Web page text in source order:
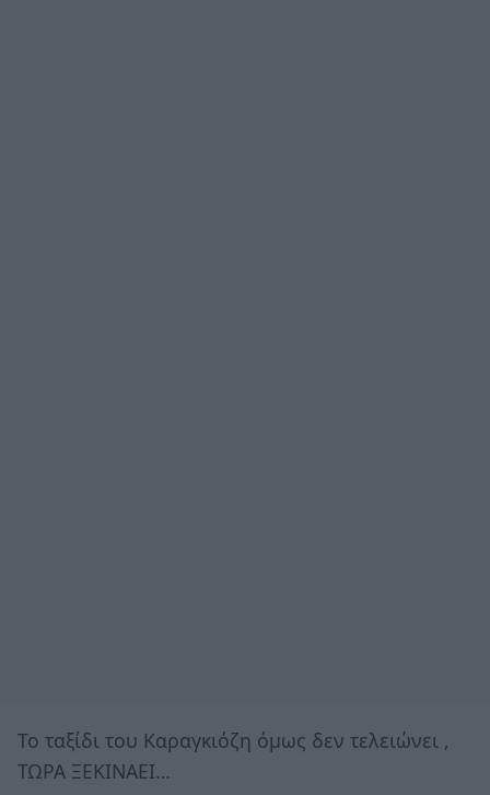
Το ταξίδι του Καραγκιόζη όμως δεν τελειώνει ,
ΤΩΡΑ ΞΕΚΙΝΑΕΙ…